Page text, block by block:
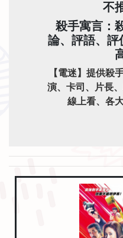
不
殺手寓言：
論、評語、評
【電迷】提供殺
演、卡司、片長
線上看、各